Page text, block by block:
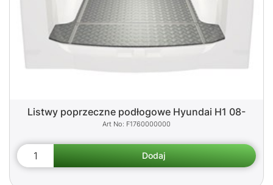
Listwy poprzeczne podłogowe Hyundai H1 08-
F1760000000